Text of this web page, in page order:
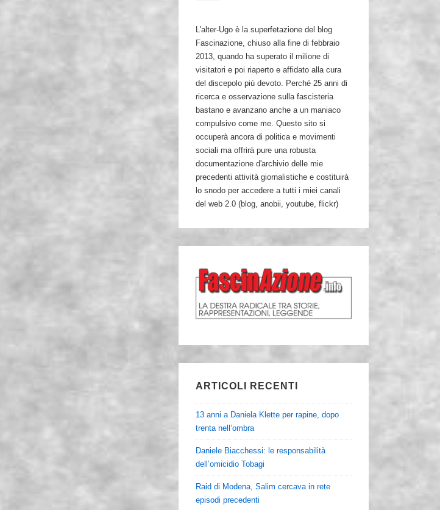
L'alter-Ugo è la superfetazione del blog
Fascinazione, chiuso alla fine di febbraio
2013, quando ha superato il milione di
visitatori e poi riaperto e affidato alla cura
del discepolo più devoto. Perché 25 anni di
ricerca e osservazione sulla fascisteria
bastano e avanzano anche a un maniaco
compulsivo come me. Questo sito si
occuperà ancora di politica e movimenti
sociali ma offrirà pure una robusta
documentazione d'archivio delle mie
precedenti attività giornalistiche e costituirà
lo snodo per accedere a tutti i miei canali
del web 2.0 (blog, anobii, youtube, flickr)
ARTICOLI RECENTI
13 anni a Daniela Klette per rapine, dopo
trenta nell’ombra
Daniele Biacchessi: le responsabilità
dell’omicidio Tobagi
Raid di Modena, Salim cercava in rete
episodi precedenti